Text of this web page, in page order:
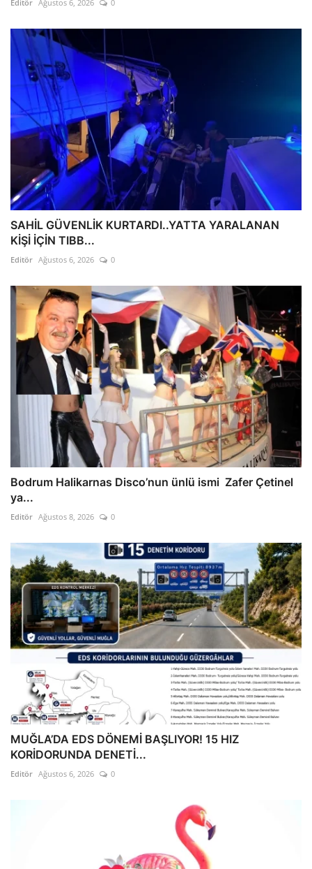
Editör Ağustos 6, 2026 0
SAHİL GÜVENLİK KURTARDI..YATTA YARALANAN
KİŞİ İÇİN TIBB...
Editör Ağustos 6, 2026 0
Bodrum Halikarnas Disco’nun ünlü ismi Zafer Çetinel
ya...
Editör Ağustos 8, 2026 0
MUĞLA’DA EDS DÖNEMİ BAŞLIYOR! 15 HIZ
KORİDORUNDA DENETİ...
Editör Ağustos 6, 2026 0